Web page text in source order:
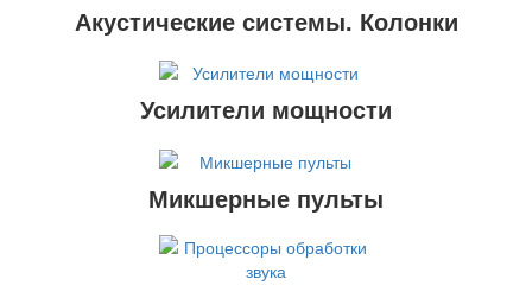
Акустические системы. Колонки
Усилители мощности
Микшерные пульты